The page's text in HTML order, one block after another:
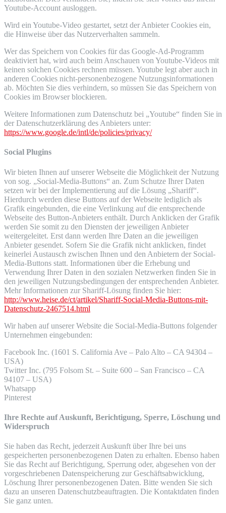
Youtube-Account ausloggen.
Wird ein Youtube-Video gestartet, setzt der Anbieter Cookies ein,
die Hinweise über das Nutzerverhalten sammeln.
Wer das Speichern von Cookies für das Google-Ad-Programm
deaktiviert hat, wird auch beim Anschauen von Youtube-Videos mit
keinen solchen Cookies rechnen müssen. Youtube legt aber auch in
anderen Cookies nicht-personenbezogene Nutzungsinformationen
ab. Möchten Sie dies verhindern, so müssen Sie das Speichern von
Cookies im Browser blockieren.
Weitere Informationen zum Datenschutz bei „Youtube“ finden Sie in
der Datenschutzerklärung des Anbieters unter:
https://www.google.de/intl/de/policies/privacy/
Social Plugins
Wir bieten Ihnen auf unserer Webseite die Möglichkeit der Nutzung
von sog. „Social-Media-Buttons“ an. Zum Schutze Ihrer Daten
setzen wir bei der Implementierung auf die Lösung „Shariff“.
Hierdurch werden diese Buttons auf der Webseite lediglich als
Grafik eingebunden, die eine Verlinkung auf die entsprechende
Webseite des Button-Anbieters enthält. Durch Anklicken der Grafik
werden Sie somit zu den Diensten der jeweiligen Anbieter
weitergeleitet. Erst dann werden Ihre Daten an die jeweiligen
Anbieter gesendet. Sofern Sie die Grafik nicht anklicken, findet
keinerlei Austausch zwischen Ihnen und den Anbietern der Social-
Media-Buttons statt. Informationen über die Erhebung und
Verwendung Ihrer Daten in den sozialen Netzwerken finden Sie in
den jeweiligen Nutzungsbedingungen der entsprechenden Anbieter.
Mehr Informationen zur Shariff-Lösung finden Sie hier:
http://www.heise.de/ct/artikel/Shariff-Social-Media-Buttons-mit-
Datenschutz-2467514.html
Wir haben auf unserer Website die Social-Media-Buttons folgender
Unternehmen eingebunden:
Facebook Inc. (1601 S. California Ave – Palo Alto – CA 94304 –
USA)
Twitter Inc. (795 Folsom St. – Suite 600 – San Francisco – CA
94107 – USA)
Whatsapp
Pinterest
Ihre Rechte auf Auskunft, Berichtigung, Sperre, Löschung und
Widerspruch
Sie haben das Recht, jederzeit Auskunft über Ihre bei uns
gespeicherten personenbezogenen Daten zu erhalten. Ebenso haben
Sie das Recht auf Berichtigung, Sperrung oder, abgesehen von der
vorgeschriebenen Datenspeicherung zur Geschäftsabwicklung,
Löschung Ihrer personenbezogenen Daten. Bitte wenden Sie sich
dazu an unseren Datenschutzbeauftragten. Die Kontaktdaten finden
Sie ganz unten.